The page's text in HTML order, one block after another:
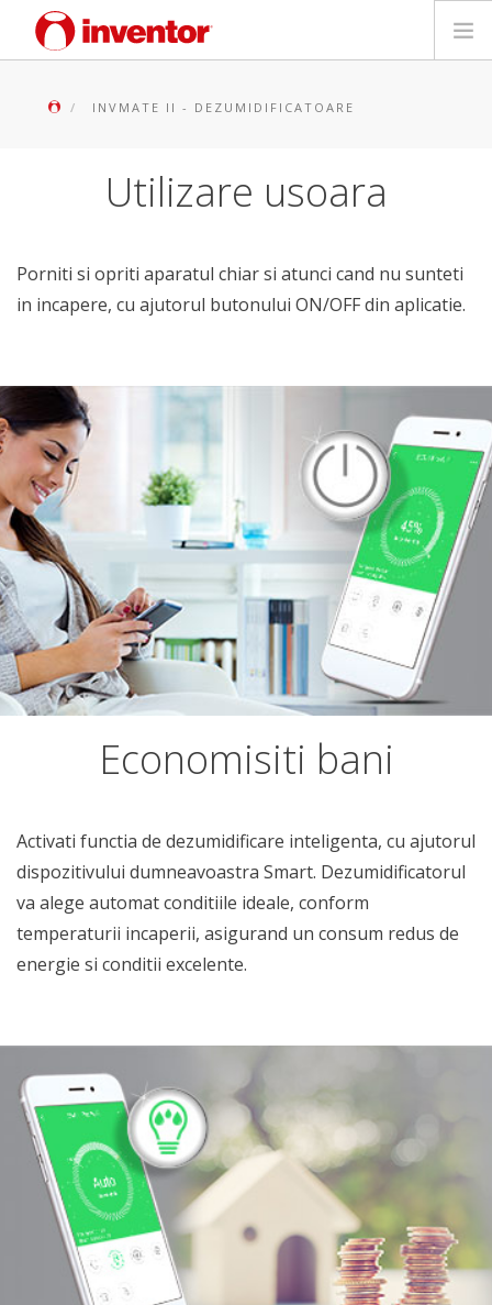
Store locator
Romanian
INVMATE II - DEZUMIDIFICATOARE
Utilizare usoara
Porniti si opriti aparatul chiar si atunci cand nu sunteti
in incapere, cu ajutorul butonului ON/OFF din aplicatie.
Economisiti bani
Activati functia de dezumidificare inteligenta, cu ajutorul
dispozitivului dumneavoastra Smart. Dezumidificatorul
va alege automat conditiile ideale, conform
temperaturii incaperii, asigurand un consum redus de
energie si conditii excelente.